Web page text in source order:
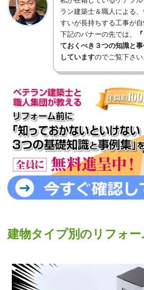
ラン建築士＆職人による
すいが長持ちする工事が自
下記のバナーの先では、
ておくべき３つの知識と
していますのでご覧下さい
建物タイプ別のリフォー